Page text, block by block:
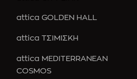
attica GOLDEN HALL
attica ΤΣΙΜΙΣΚΗ
attica MEDITERRANEAN
COSMOS